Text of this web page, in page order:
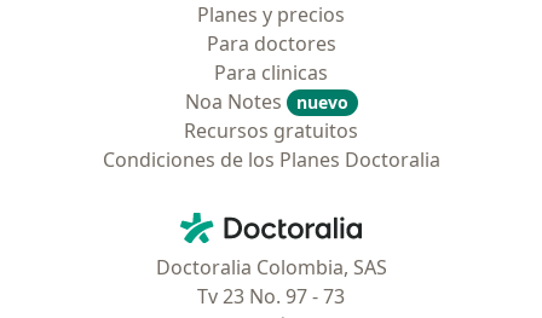
Planes y precios
Para doctores
Para clinicas
Noa Notes
nuevo
Recursos gratuitos
Condiciones de los Planes Doctoralia
Doctoralia - Página de inicio
Doctoralia Colombia, SAS
Tv 23 No. 97 - 73